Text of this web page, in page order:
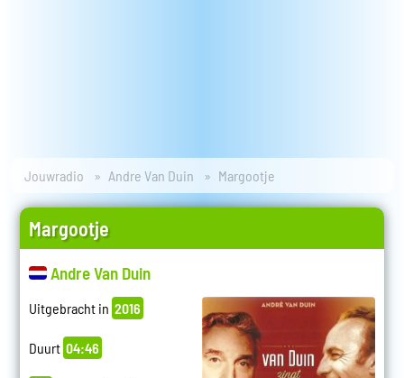
Jouwradio Andre Van Duin Margootje
Margootje
Andre Van Duin
Uitgebracht in 2016
Duurt 04:46